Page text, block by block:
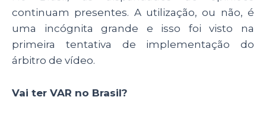
continuam presentes. A utilização, ou não, é
uma incógnita grande e isso foi visto na
primeira tentativa de implementação do
árbitro de vídeo.
Vai ter VAR no Brasil?